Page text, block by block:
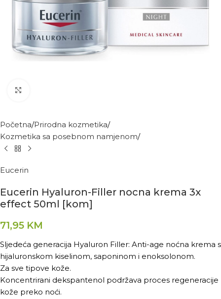
Početna Prirodna kozmetika
Kozmetika sa posebnom namjenom
Eucerin
Eucerin Hyaluron-Filler nocna krema 3x
effect 50ml [kom]
71,95 KM
Sljedeća generacija Hyaluron Filler: Anti-age noćna krema s
hijaluronskom kiselinom, saponinom i enoksolonom.
Za sve tipove kože.
Koncentrirani dekspantenol podržava proces regeneracije
kože preko noći.